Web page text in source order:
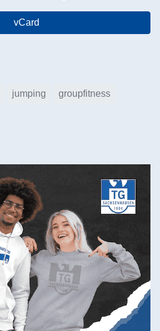
vCard
jumping groupfitness